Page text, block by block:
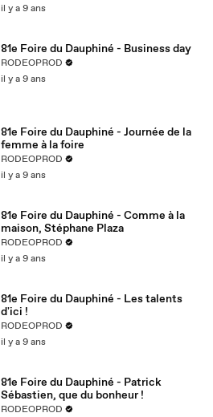
il y a 9 ans
81e Foire du Dauphiné - Business day
RODEOPROD
il y a 9 ans
81e Foire du Dauphiné - Journée de la
femme à la foire
RODEOPROD
il y a 9 ans
81e Foire du Dauphiné - Comme à la
maison, Stéphane Plaza
RODEOPROD
il y a 9 ans
81e Foire du Dauphiné - Les talents
d'ici !
RODEOPROD
il y a 9 ans
81e Foire du Dauphiné - Patrick
Sébastien, que du bonheur !
RODEOPROD